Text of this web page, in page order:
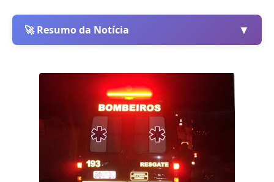
🚀 Resumo da Notícia ▼